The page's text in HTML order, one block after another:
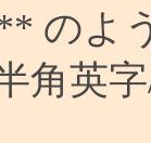
のよ
角英